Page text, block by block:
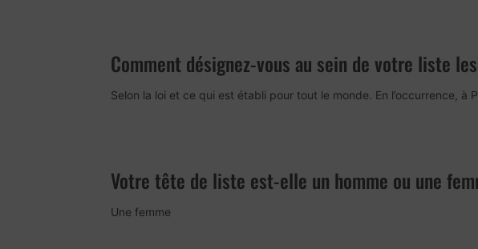
Comment désignez-vous au sein de votre liste
Selon la loi et ce qui est établi pour tout le monde. En l’occurrence,
Votre tête de liste est-elle un homme ou une
Une femme